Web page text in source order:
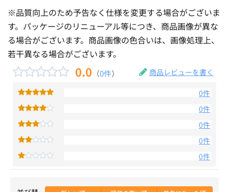
※品質向上のため予告なく仕様を変更する場合がございま
す。パッケージのリニューアル等につき、商品画像が異な
る場合がございます。商品画像の色合いは、画像処理上、
若干異なる場合がございます。
0.0 （0件） 商品レビューを書く
0件
0件
0件
0件
0件